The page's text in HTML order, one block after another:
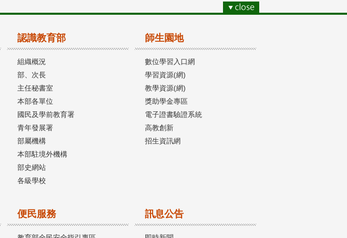
認識教育部
組織概況
部、次長
主任秘書室
本部各單位
國民及學前教育署
青年發展署
部屬機構
本部駐境外機構
部史網站
各級學校
師生園地
數位學習入口網
學習資源(網)
教學資源(網)
獎助學金專區
電子證書驗證系統
高教創新
招生資訊網
便民服務 訊息公告